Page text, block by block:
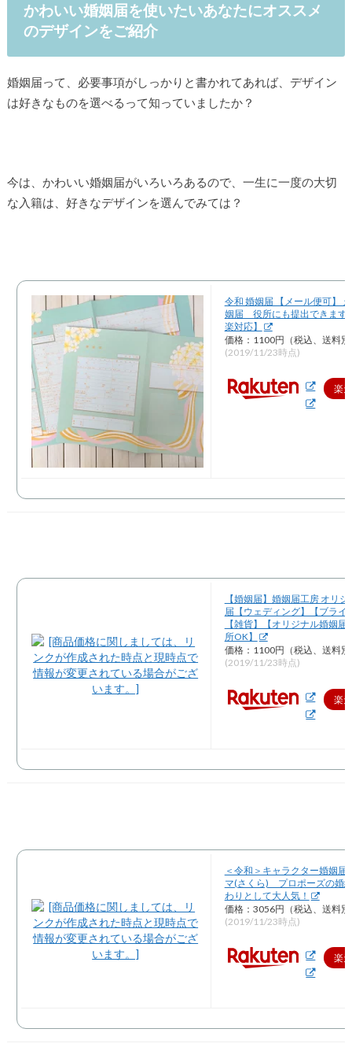
かわいい婚姻届を使いたいあなたにオススメ
のデザインをご紹介
婚姻届って、必要事項がしっかりと書かれてあれば、デザイン
は好きなものを選べるって知っていましたか？
今は、かわいい婚姻届がいろいろあるので、一生に一度の大切
な入籍は、好きなデザインを選んでみては？
令和 婚姻届 【メール便可】
姻届 役所にも提出できます
楽対応】
価格：1100円（税込、送料別
(2019/11/23時点)
楽
【婚姻届】婚姻届工房 オリ
届【ウェディング】【ブライ
【雑貨】【オリジナル婚姻届
所OK】
価格：1100円（税込、送料別
(2019/11/23時点)
楽
＜令和＞キャラクター婚姻届
マ(さくら) プロポーズの婚
わりとして大人気！
価格：3056円（税込、送料別
(2019/11/23時点)
楽